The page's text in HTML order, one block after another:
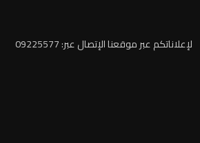
لإعلاناتكم عبر موقعنا الإتصال عبر: 09225577